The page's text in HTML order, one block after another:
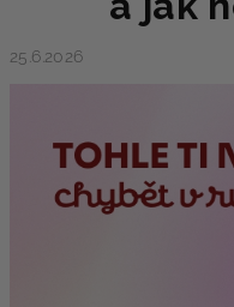
25.6.2026